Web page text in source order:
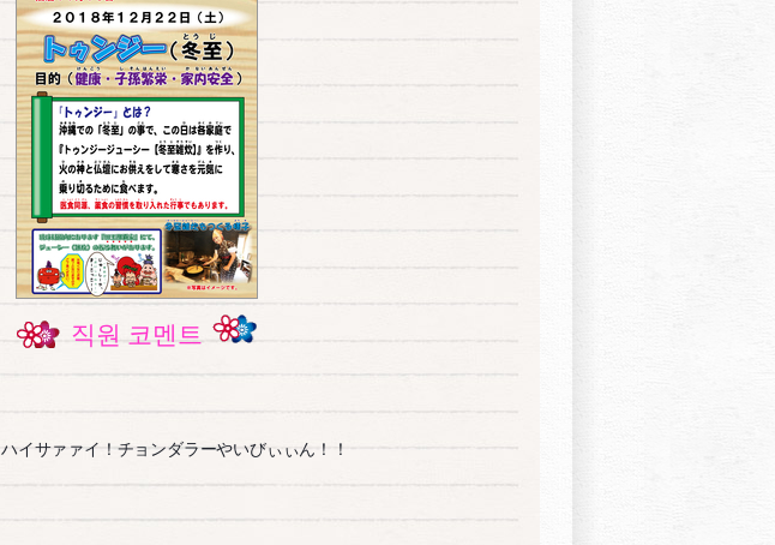
직원 코멘트
ハイサァァイ！チョンダラーやいびぃぃん！！